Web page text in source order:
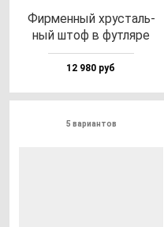
Фир­мен­ный хрус­таль­
ный штоф в фут­ля­ре
12 980 руб
5 вариантов